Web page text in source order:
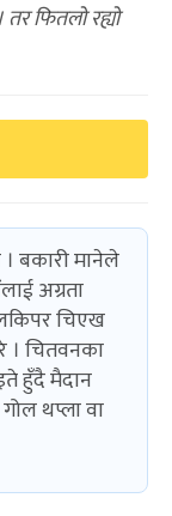
तर फितलो रह्यो
। बकारी मानेले
अग्रता
चिएख
। चितवनका
हुँदै मैदान
थप्ला वा